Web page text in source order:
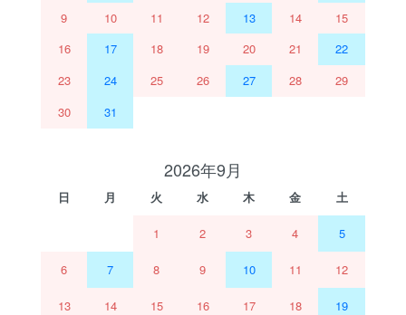
9
10 11 12 13 14
15
16
17 18 19 20 21
22
23
24 25 26 27 28
29
30
31
2026年9月
日 月 火 水 木 金 土
1 2 3 4 5
6 7 8 9 10 11 12
13 14 15 16 17 18 19